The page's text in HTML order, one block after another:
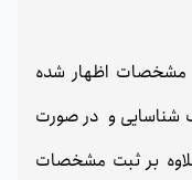
مشخصات اظهار شده
شناسایی و در صورت
بر ثبت مشخصات